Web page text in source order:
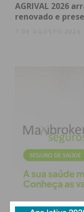
AGRIVAL 2026
renovado e
7 DE AGOSTO 2026